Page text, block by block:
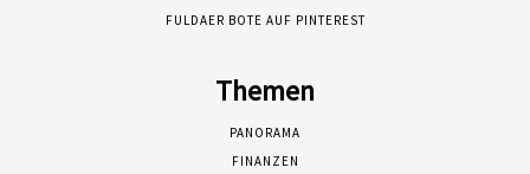
FULDAER BOTE AUF PINTEREST
Themen
PANORAMA
FINANZEN